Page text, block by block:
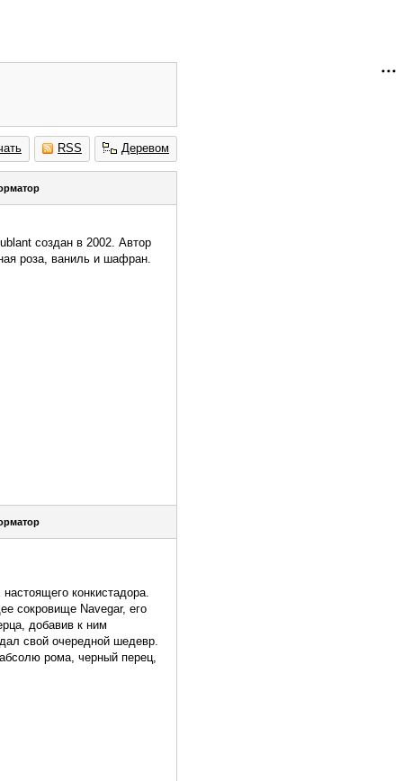
RSS Деревом
создан в 2002. Автор
роза, ваниль и шафран.
конкистадора.
сокровище Navegar, его
добавив к ним
свой очередной шедевр.
рома, черный перец,